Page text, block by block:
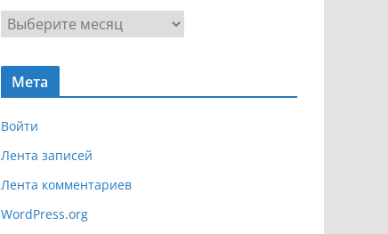
г
я
р
х
Мета
Войти
Лента записей
Лента комментариев
WordPress.org